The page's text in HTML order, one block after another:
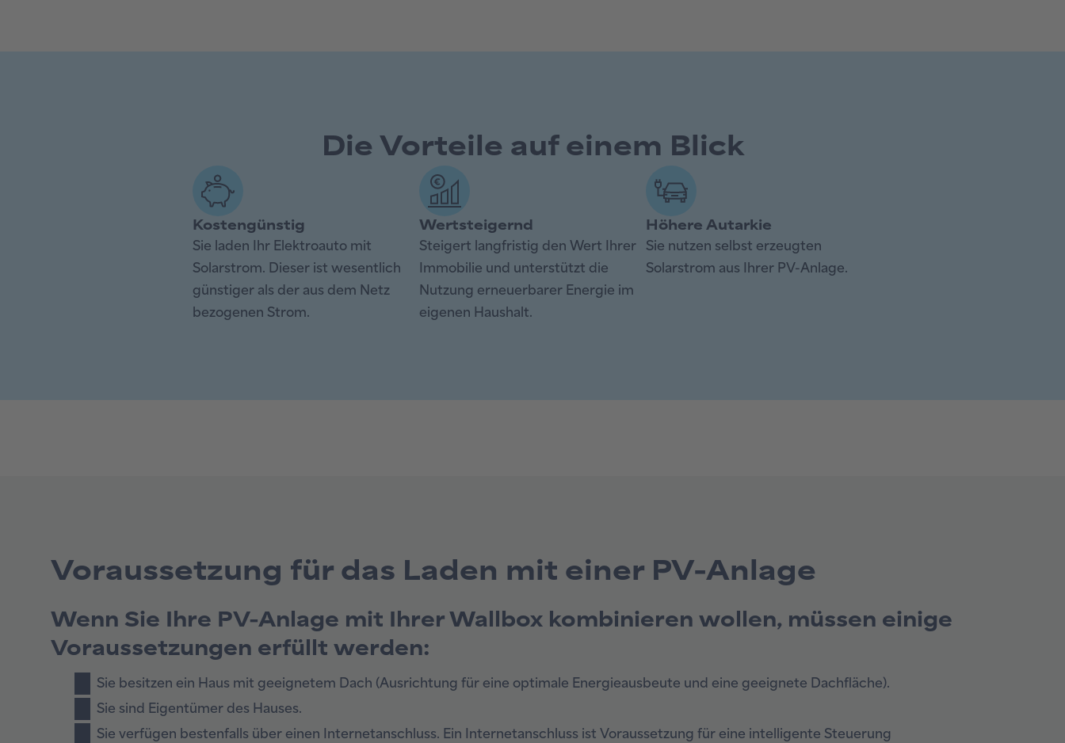
Voraussetzung für das Laden mit einer PV-Anlage
Wenn Sie Ihre PV-Anlage mit Ihrer Wallbox kombinieren wollen, müssen einige
Voraussetzungen erfüllt werden:
Sie besitzen ein Haus mit geeignetem Dach (Ausrichtung für eine optimale Energieausbeute und eine geeignete Dachfläche).
Sie sind Eigentümer des Hauses.
Sie verfügen bestenfalls über einen Internetanschluss. Ein Internetanschluss ist Voraussetzung für eine intelligente Steuerung